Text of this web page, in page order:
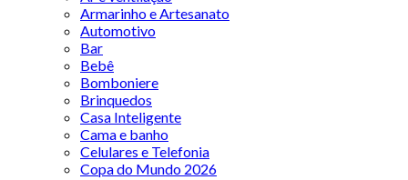
Armarinho e Artesanato
Automotivo
Bar
Bebê
Bomboniere
Brinquedos
Casa Inteligente
Cama e banho
Celulares e Telefonia
Copa do Mundo 2026